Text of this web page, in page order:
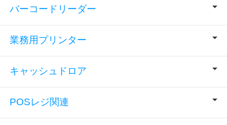
バーコードリーダー
業務用プリンター
キャッシュドロア
POSレジ関連